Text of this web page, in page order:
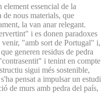
essencial de la
nous materials, que
la van anar relegant.
i es donen paradoxes
"amb sort de Portugal" i,
generen residus de pedra
i tenint en compte
sigui més sostenible,
pensat a impulsar un estudi
de murs amb pedra del país,